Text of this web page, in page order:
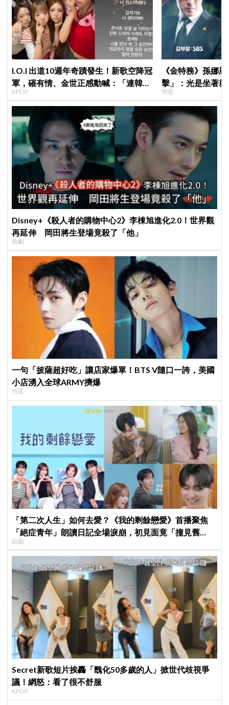
I.O.I 出道10週年奇蹟發生！新歌空降冠
軍，磪有情、金世正感動喊：「連韓劇
都寫不出這樣的劇情」
KPOP
《金特務》孫娜
擊」：光是坐著
明星
Disney+《殺人者的購物中心2》李棟旭進化2.0！世界觀
再延伸 岡田將生登場竟殺了「他」
韓劇
一句「披薩超好吃」讓店家爆單！BTS V隨口一誇，美國
小店湧入全球ARMY擠爆
明星
「第二次人生」如何去愛？《我的剩餘戀愛》首播聚焦
「絕症青年」朗讀日記全場淚崩，初見面竟「撞見舊
識」！
綜藝
Secret新歌短片挨轟「醜化50多歲的人」掀世代歧視爭
議！網怒：看了很不舒服
KPOP